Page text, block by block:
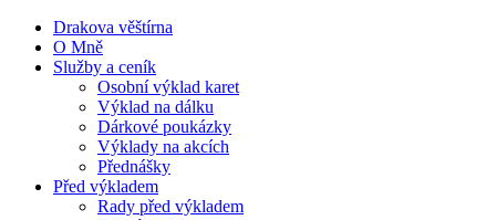
Drakova věštírna
O Mně
Služby a ceník
Osobní výklad karet
Výklad na dálku
Dárkové poukázky
Výklady na akcích
Přednášky
Před výkladem
Rady před výkladem